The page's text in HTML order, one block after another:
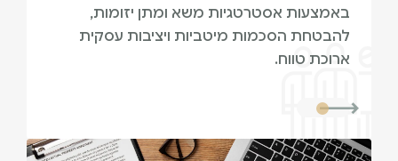
באמצעות אסטרטגיות משא ומתן יזומות,
להבטחת הסכמות מיטביות ויציבות עסקית
ארוכת טווח.